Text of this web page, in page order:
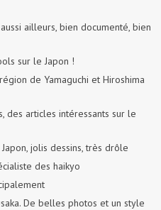
ailleurs, bien documenté, bien
sur le Japon !
de Yamaguchi et Hiroshima
des articles intéressants sur le
jolis dessins, très drôle
des haikyo
De belles photos et un style